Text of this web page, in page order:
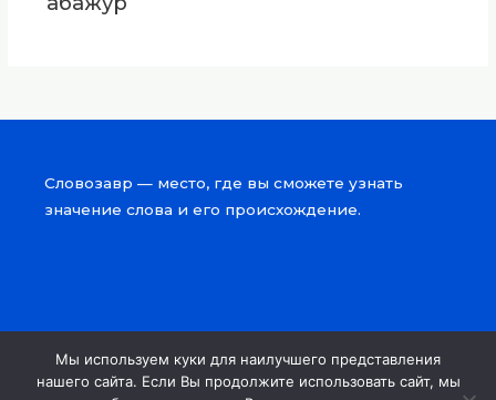
Словозавр — место, где вы сможете узнать
значение слова и его происхождение.
Copyright © 2026 Словозавр
Мы используем куки для наилучшего представления
нашего сайта. Если Вы продолжите использовать сайт, мы